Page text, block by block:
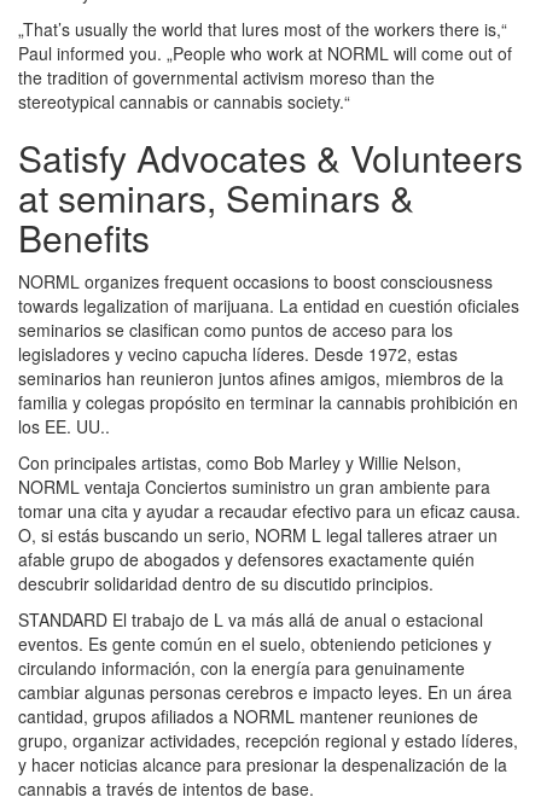
„That’s usually the world that lures most of the workers there is,“
Paul informed you. „People who work at NORML will come out of
the tradition of governmental activism moreso than the
stereotypical cannabis or cannabis society.“
Satisfy Advocates & Volunteers
at seminars, Seminars &
Benefits
NORML organizes frequent occasions to boost consciousness
towards legalization of marijuana. La entidad en cuestión oficiales
seminarios se clasifican como puntos de acceso para los
legisladores y vecino capucha líderes. Desde 1972, estas
seminarios han reunieron juntos afines amigos, miembros de la
familia y colegas propósito en terminar la cannabis prohibición en
los EE. UU..
Con principales artistas, como Bob Marley y Willie Nelson,
NORML ventaja Conciertos suministro un gran ambiente para
tomar una cita y ayudar a recaudar efectivo para un eficaz causa.
O, si estás buscando un serio, NORM L legal talleres atraer un
afable grupo de abogados y defensores exactamente quién
descubrir solidaridad dentro de su discutido principios.
STANDARD El trabajo de L va más allá de anual o estacional
eventos. Es gente común en el suelo, obteniendo peticiones y
circulando información, con la energía para genuinamente
cambiar algunas personas cerebros e impacto leyes. En un área
cantidad, grupos afiliados a NORML mantener reuniones de
grupo, organizar actividades, recepción regional y estado líderes,
y hacer noticias alcance para presionar la despenalización de la
cannabis a través de intentos de base.